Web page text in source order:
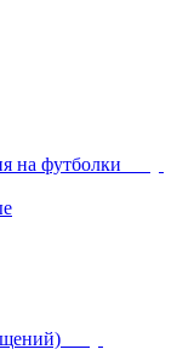
на футболки